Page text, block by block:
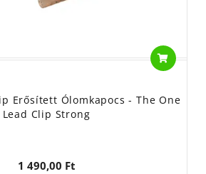
Erősített Ólomkapocs - The One
Lead Clip Strong
1 490,00 Ft